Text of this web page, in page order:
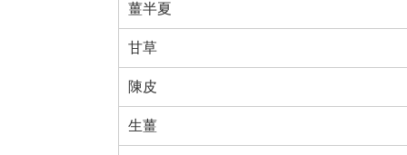
薑半夏
甘草
陳皮
生薑